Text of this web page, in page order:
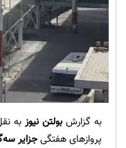
به گزارش بولتن نیوزبه
پروازهای هفتگیجزایر